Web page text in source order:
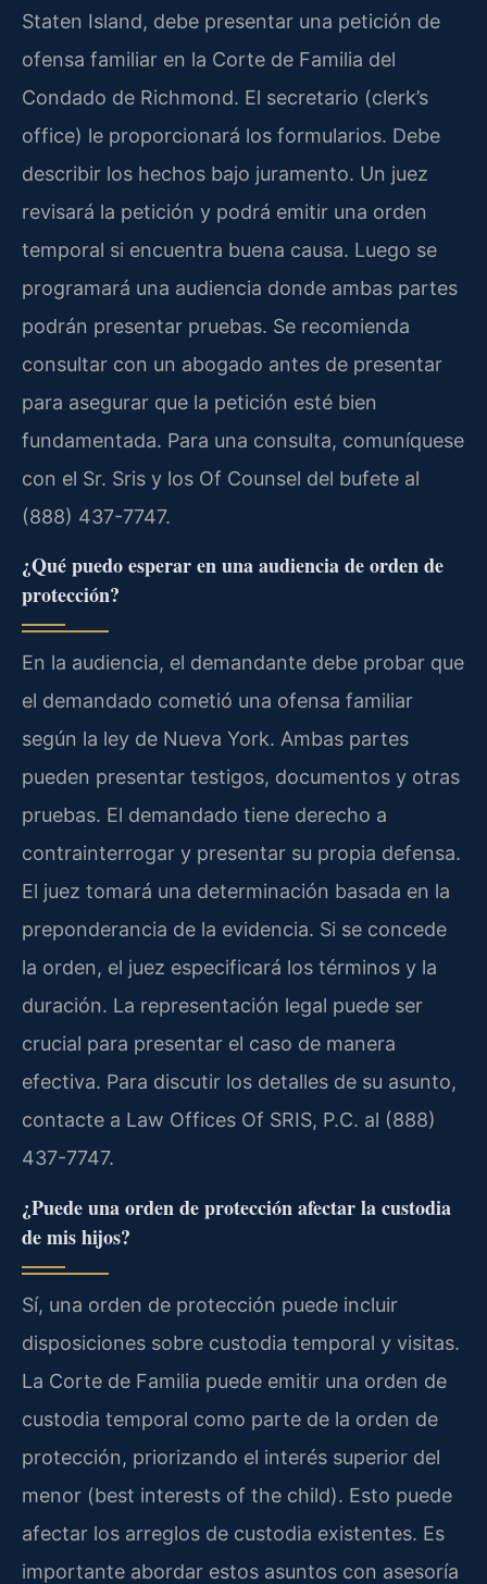
Staten Island, debe presentar una petición de
ofensa familiar en la Corte de Familia del
Condado de Richmond. El secretario (clerk’s
office) le proporcionará los formularios. Debe
describir los hechos bajo juramento. Un juez
revisará la petición y podrá emitir una orden
temporal si encuentra buena causa. Luego se
programará una audiencia donde ambas partes
podrán presentar pruebas. Se recomienda
consultar con un abogado antes de presentar
para asegurar que la petición esté bien
fundamentada. Para una consulta, comuníquese
con el Sr. Sris y los Of Counsel del bufete al
(888) 437-7747.
¿Qué puedo esperar en una audiencia de orden de
protección?
En la audiencia, el demandante debe probar que
el demandado cometió una ofensa familiar
según la ley de Nueva York. Ambas partes
pueden presentar testigos, documentos y otras
pruebas. El demandado tiene derecho a
contrainterrogar y presentar su propia defensa.
El juez tomará una determinación basada en la
preponderancia de la evidencia. Si se concede
la orden, el juez especificará los términos y la
duración. La representación legal puede ser
crucial para presentar el caso de manera
efectiva. Para discutir los detalles de su asunto,
contacte a Law Offices Of SRIS, P.C. al (888)
437-7747.
¿Puede una orden de protección afectar la custodia
de mis hijos?
Sí, una orden de protección puede incluir
disposiciones sobre custodia temporal y visitas.
La Corte de Familia puede emitir una orden de
custodia temporal como parte de la orden de
protección, priorizando el interés superior del
menor (best interests of the child). Esto puede
afectar los arreglos de custodia existentes. Es
importante abordar estos asuntos con asesoría